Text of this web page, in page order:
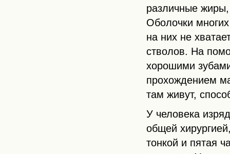
различные жиры,
Оболочки
на них не
стволов. На
хорошими
прохождением
там живут,
У человека
общей
тонкой и пятая